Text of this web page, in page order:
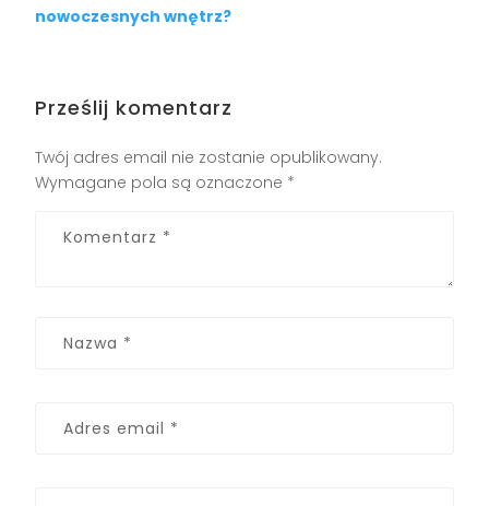
nowoczesnych wnętrz?
Prześlij komentarz
Twój adres email nie zostanie opublikowany.
Wymagane pola są oznaczone *